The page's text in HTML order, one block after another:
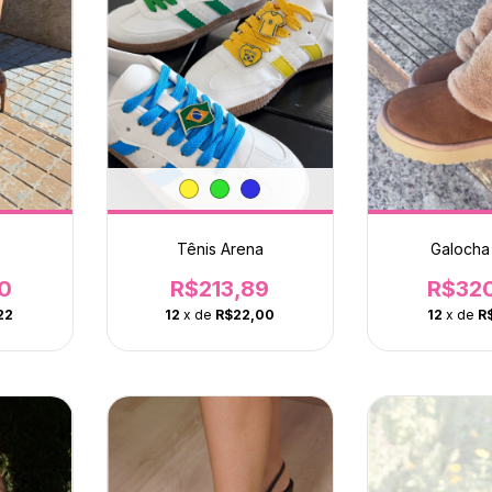
Tênis Arena
R$213,89
12 x de R$22,00 12 x de